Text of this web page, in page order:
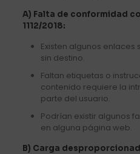
A) Falta de conformidad
1112/2018:
Existen algunos enlaces
sin destino.
Faltan etiquetas o
contenido requiere la
parte del usuario.
Podrían existir algunos
en alguna página web.
B) Carga